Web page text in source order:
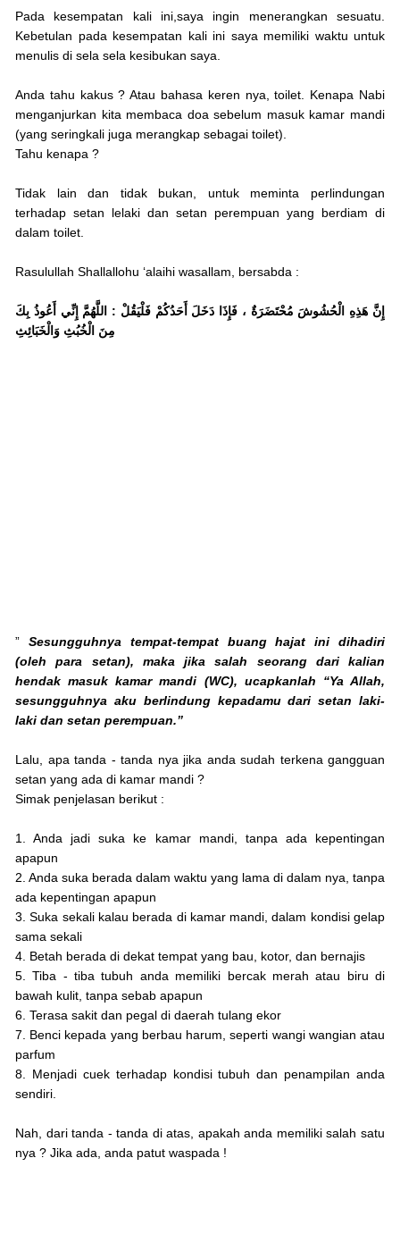
Pada kesempatan kali ini,saya ingin menerangkan sesuatu.
Kebetulan pada kesempatan kali ini saya memiliki waktu untuk
menulis di sela sela kesibukan saya.
Anda tahu kakus ? Atau bahasa keren nya, toilet. Kenapa Nabi
menganjurkan kita membaca doa sebelum masuk kamar mandi
(yang seringkali juga merangkap sebagai toilet).
Tahu kenapa ?
Tidak lain dan tidak bukan, untuk meminta perlindungan
terhadap setan lelaki dan setan perempuan yang berdiam di
dalam toilet.
Rasulullah Shallallohu ‘alaihi wasallam, bersabda :
إِنَّ هَذِهِ الْحُشُوشَ مُحْتَضَرَةٌ ، فَإِذَا دَخَلَ أَحَدُكُمْ فَلْيَقُلْ : اللَّهُمَّ إِنِّي أَعُوذُ بِكَ
مِنَ الْخُبُثِ وَالْخَبَائِثِ
” Sesungguhnya tempat-tempat buang hajat ini dihadiri
(oleh para setan), maka jika salah seorang dari kalian
hendak masuk kamar mandi (WC), ucapkanlah “Ya Allah,
sesungguhnya aku berlindung kepadamu dari setan laki-
laki dan setan perempuan.”
Lalu, apa tanda - tanda nya jika anda sudah terkena gangguan
setan yang ada di kamar mandi ?
Simak penjelasan berikut :
1. Anda jadi suka ke kamar mandi, tanpa ada kepentingan
apapun
2. Anda suka berada dalam waktu yang lama di dalam nya, tanpa
ada kepentingan apapun
3. Suka sekali kalau berada di kamar mandi, dalam kondisi gelap
sama sekali
4. Betah berada di dekat tempat yang bau, kotor, dan bernajis
5. Tiba - tiba tubuh anda memiliki bercak merah atau biru di
bawah kulit, tanpa sebab apapun
6. Terasa sakit dan pegal di daerah tulang ekor
7. Benci kepada yang berbau harum, seperti wangi wangian atau
parfum
8. Menjadi cuek terhadap kondisi tubuh dan penampilan anda
sendiri.
Nah, dari tanda - tanda di atas, apakah anda memiliki salah satu
nya ? Jika ada, anda patut waspada !